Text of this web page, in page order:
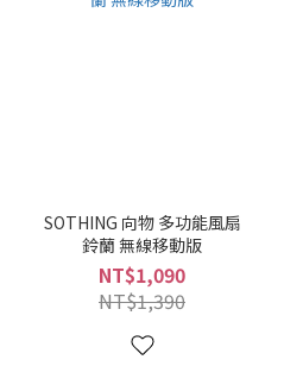
SOTHING 向物 多功能風扇
鈴蘭 無線移動版
NT$1,090
NT$1,390